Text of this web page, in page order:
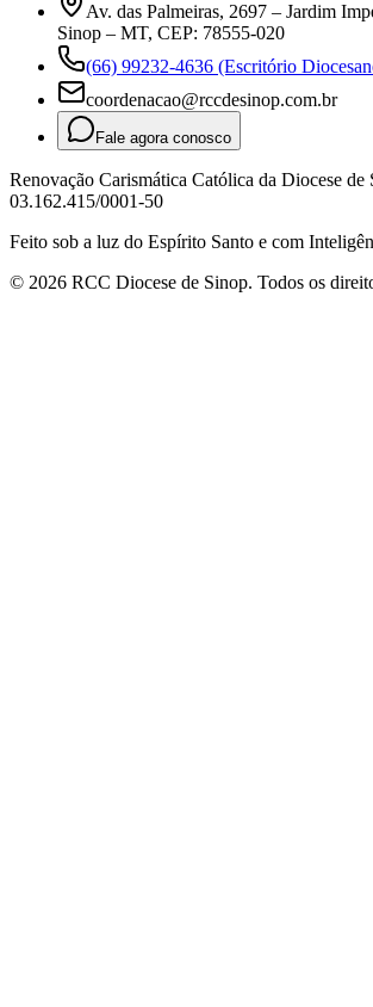
Av. das Palmeiras, 2697 – Jardim
Sinop – MT, CEP: 78555-020
(66) 99232-4636 (Escritório
coordenacao@rccdesinop.com.br
Fale agora conosco
Renovação Carismática Católica da Diocese de
03.162.415/0001-50
Feito sob a luz do Espírito Santo e com
© 2026 RCC Diocese de Sinop. Todos os